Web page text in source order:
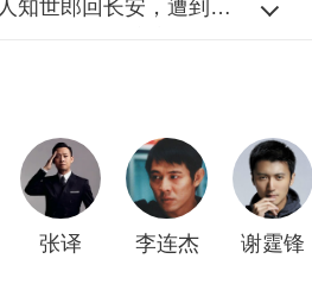
知世郎回长安，遭到暴乱的
七和刀马的神秘宿命。
张译 李连杰 谢霆锋